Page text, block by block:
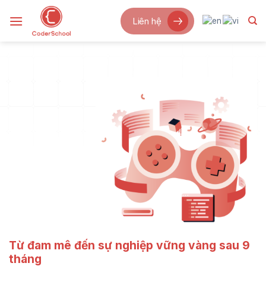
qua
Liên hệ
Từ đam mê đến sự nghiệp vững vàng sau 9
tháng